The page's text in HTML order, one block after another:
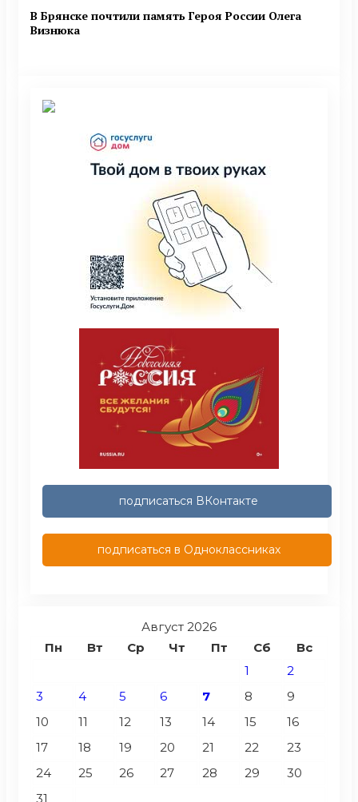
В Брянске почтили память Героя России Олега
Визнюка
подписаться ВКонтакте
подписаться в Одноклассниках
Август 2026
Пн
Вт Ср Чт Пт Сб
Вс
1
2
3
4 5 6 7 8
9
10
11 12 13 14 15
16
17
18 19 20 21 22
23
24
25 26 27 28 29
30
31